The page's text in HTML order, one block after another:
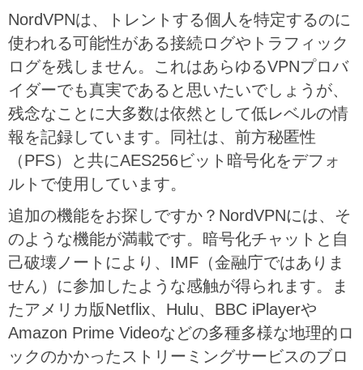
NordVPNは、トレントする個人を特定するのに
使われる可能性がある接続ログやトラフィック
ログを残しません。これはあらゆるVPNプロバ
イダーでも真実であると思いたいでしょうが、
残念なことに大多数は依然として低レベルの情
報を記録しています。同社は、前方秘匿性
（PFS）と共にAES256ビット暗号化をデフォ
ルトで使用しています。
追加の機能をお探しですか？NordVPNには、そ
のような機能が満載です。暗号化チャットと自
己破壊ノートにより、IMF（金融庁ではありま
せん）に参加したような感触が得られます。ま
たアメリカ版Netflix、Hulu、BBC iPlayerや
Amazon Prime Videoなどの多種多様な地理的ロ
ックのかかったストリーミングサービスのブロ